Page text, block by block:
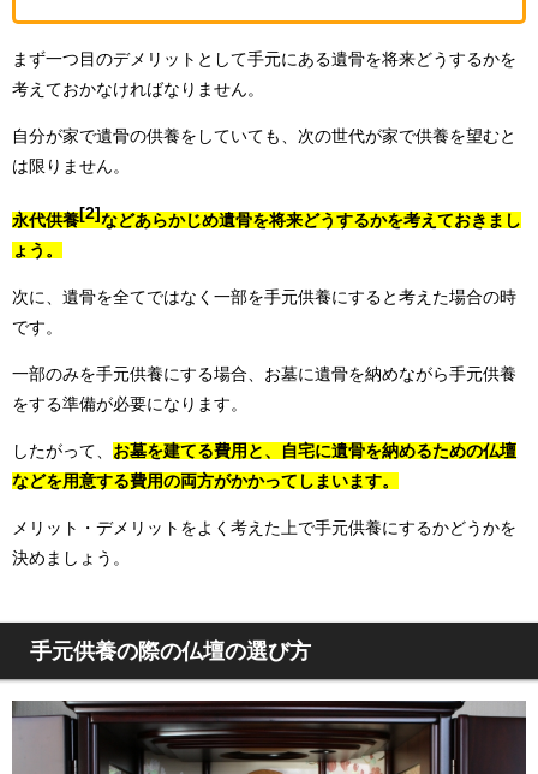
まず一つ目のデメリットとして手元にある遺骨を将来どうするかを
考えておかなければなりません。
自分が家で遺骨の供養をしていても、次の世代が家で供養を望むと
は限りません。
永代供養[2]などあらかじめ遺骨を将来どうするかを考えておきまし
ょう。
次に、遺骨を全てではなく一部を手元供養にすると考えた場合の時
です。
一部のみを手元供養にする場合、お墓に遺骨を納めながら手元供養
をする準備が必要になります。
したがって、 お墓を建てる費用と、自宅に遺骨を納めるための仏壇
などを用意する費用の両方がかかってしまいます。
メリット・デメリットをよく考えた上で手元供養にするかどうかを
決めましょう。
手元供養の際の仏壇の選び方